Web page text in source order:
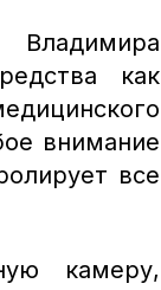
как
внимание
все
камеру,